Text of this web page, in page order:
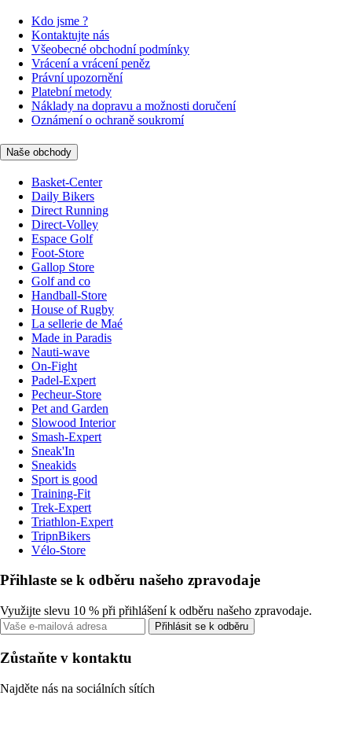
Kdo jsme ?
Kontaktujte nás
Všeobecné obchodní podmínky
Vrácení a vrácení peněz
Právní upozornění
Platební metody
Náklady na dopravu a možnosti doručení
Oznámení o ochraně soukromí
Naše obchody
Basket-Center
Daily Bikers
Direct Running
Direct-Volley
Espace Golf
Foot-Store
Gallop Store
Golf and co
Handball-Store
House of Rugby
La sellerie de Maé
Made in Paradis
Nauti-wave
On-Fight
Padel-Expert
Pecheur-Store
Pet and Garden
Slowood Interior
Smash-Expert
Sneak'In
Sneakids
Sport is good
Training-Fit
Trek-Expert
Triathlon-Expert
TripnBikers
Vélo-Store
Přihlaste se k odběru našeho zpravodaje
Využijte slevu 10 % při přihlášení k odběru našeho zpravodaje.
Přihlásit se k odběru
Zůstaňte v kontaktu
Najděte nás na sociálních sítích